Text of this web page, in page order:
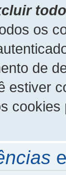
os
de
estiver